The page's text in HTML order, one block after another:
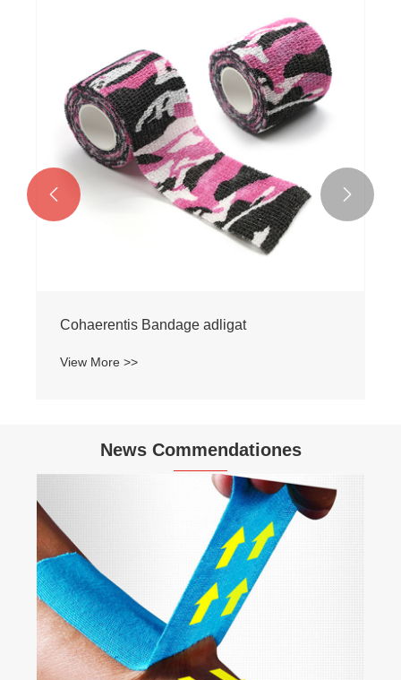
Cohaerentis Bandage adligat
View More >>
 
News Commendationes